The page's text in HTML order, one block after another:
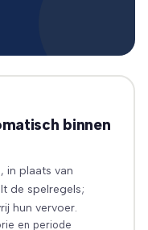
binnen
in plaats van
de spelregels;
hun vervoer.
en periode